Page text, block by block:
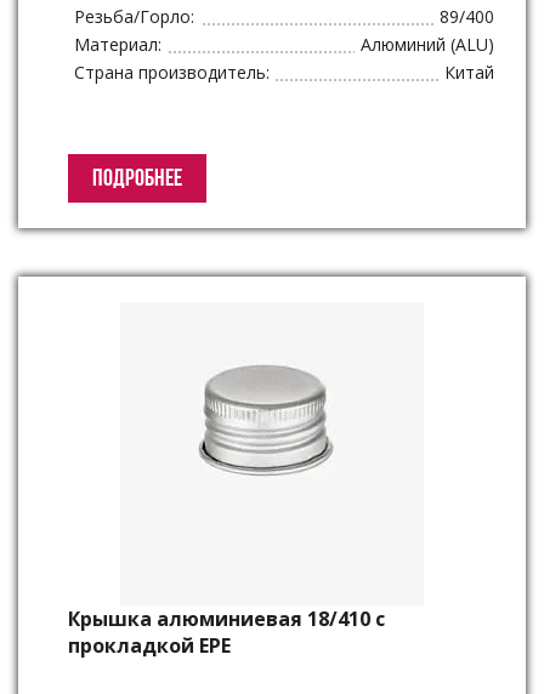
Резьба/Горло:
89/400
Материал:
Алюминий (ALU)
Страна производитель:
Китай
ПОДРОБНЕЕ
Крышка алюминиевая 18/410 с
прокладкой ЕРЕ